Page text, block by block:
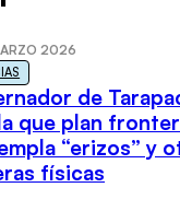
2026
de
que plan
“erizos” y
físicas